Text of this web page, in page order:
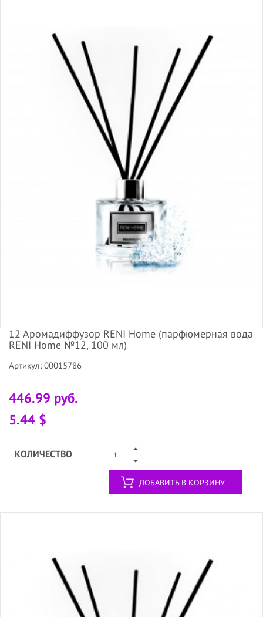
12 Аромадиффузор RENI Home (парфюмерная вода
RENI Home №12, 100 мл)
Артикул: 00015786
446.99 руб.
5.44 $
КОЛИЧЕСТВО
ДОБАВИТЬ В КОРЗИНУ